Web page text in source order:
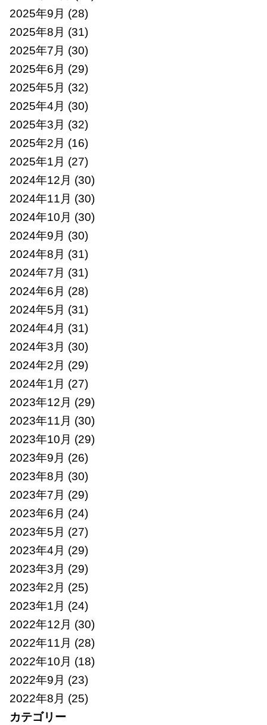
2025年9月 (28)
2025年8月 (31)
2025年7月 (30)
2025年6月 (29)
2025年5月 (32)
2025年4月 (30)
2025年3月 (32)
2025年2月 (16)
2025年1月 (27)
2024年12月 (30)
2024年11月 (30)
2024年10月 (30)
2024年9月 (30)
2024年8月 (31)
2024年7月 (31)
2024年6月 (28)
2024年5月 (31)
2024年4月 (31)
2024年3月 (30)
2024年2月 (29)
2024年1月 (27)
2023年12月 (29)
2023年11月 (30)
2023年10月 (29)
2023年9月 (26)
2023年8月 (30)
2023年7月 (29)
2023年6月 (24)
2023年5月 (27)
2023年4月 (29)
2023年3月 (29)
2023年2月 (25)
2023年1月 (24)
2022年12月 (30)
2022年11月 (28)
2022年10月 (18)
2022年9月 (23)
2022年8月 (25)
カテゴリー